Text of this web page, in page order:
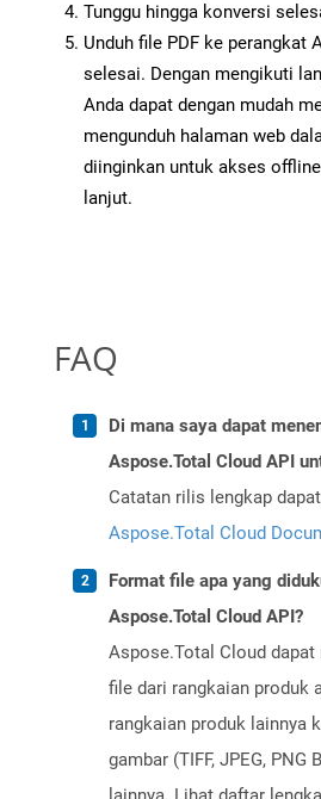
Tunggu hingga konversi
Unduh file PDF ke perangkat
selesai. Dengan mengikuti
Anda dapat dengan mudah
mengunduh halaman web
diinginkan untuk akses
lanjut.
FAQ
Di mana saya dapat
Aspose.Total Cloud API
Catatan rilis lengkap
Aspose.Total Cloud
Format file apa yang
Aspose.Total Cloud API?
Aspose.Total Cloud
file dari rangkaian produk
rangkaian produk lainnya
gambar (TIFF, JPEG, PNG